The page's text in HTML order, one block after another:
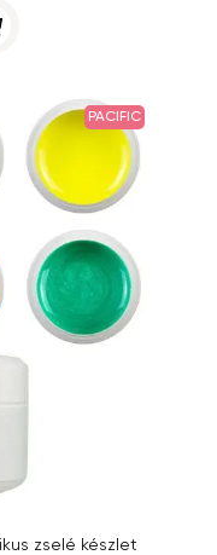
PACIFIC
zselé készlet